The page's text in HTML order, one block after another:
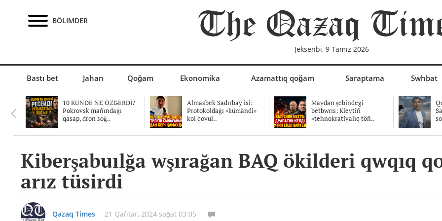
BÖLIMDER
Jeksenbi, 9 Tamız 2026
Bastı bet Jahan Qoğam Ekonomika Azamattıq qoğam Saraptama Swhbat
10 KÜNDE NE ÖZGERDİ?
Pokrovsk mañındağı
qasap, dron soğ..
Almasbek Sadırbay isi:
Protokoldağı «kümändi»
kol qoyul..
Maydan şebindegi
betbwrıs: Kievtiñ
«tehnokratiyalıq töñ..
Kiberşabuılğa wşırağan BAQ ökilderi qwqıq
arız tüsirdi
Qazaq Times 21 Qañtar, 2024 sağat 03:05